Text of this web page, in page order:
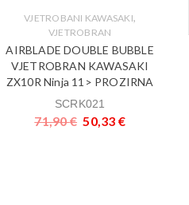
VJETROBANI KAWASAKI,
VJETROBRAN
AIRBLADE DOUBLE BUBBLE
VJETROBRAN KAWASAKI
ZX10R Ninja 11> PROZIRNA
SCRK021
71,90€ 50,33 €